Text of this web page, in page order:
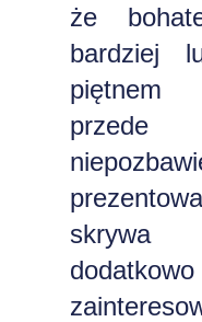
że
bardziej
piętnem
skrywa